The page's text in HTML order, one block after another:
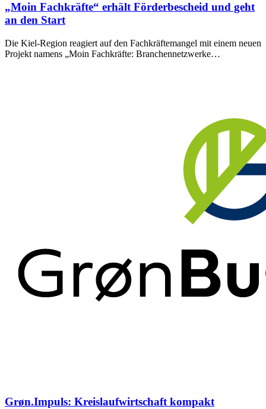
„Moin Fachkräfte“ erhält Förderbescheid und geht
an den Start
Die Kiel-Region reagiert auf den Fachkräftemangel mit einem neuen
Projekt namens „Moin Fachkräfte: Branchennetzwerke…
Grøn.Impuls: Kreislaufwirtschaft kompakt